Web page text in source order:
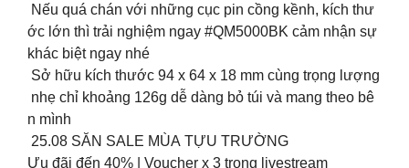
Nếu quá chán với những cục pin cồng kềnh, kích thư
ớc lớn thì trải nghiệm ngay #QM5000BK cảm nhận sự
khác biệt ngay nhé
Sở hữu kích thước 94 x 64 x 18 mm cùng trọng lượng
nhẹ chỉ khoảng 126g dễ dàng bỏ túi và mang theo bê
n mình
25.08 SĂN SALE MÙA TỰU TRƯỜNG
Ưu đãi đến 40% | Voucher x 3 trong livestream